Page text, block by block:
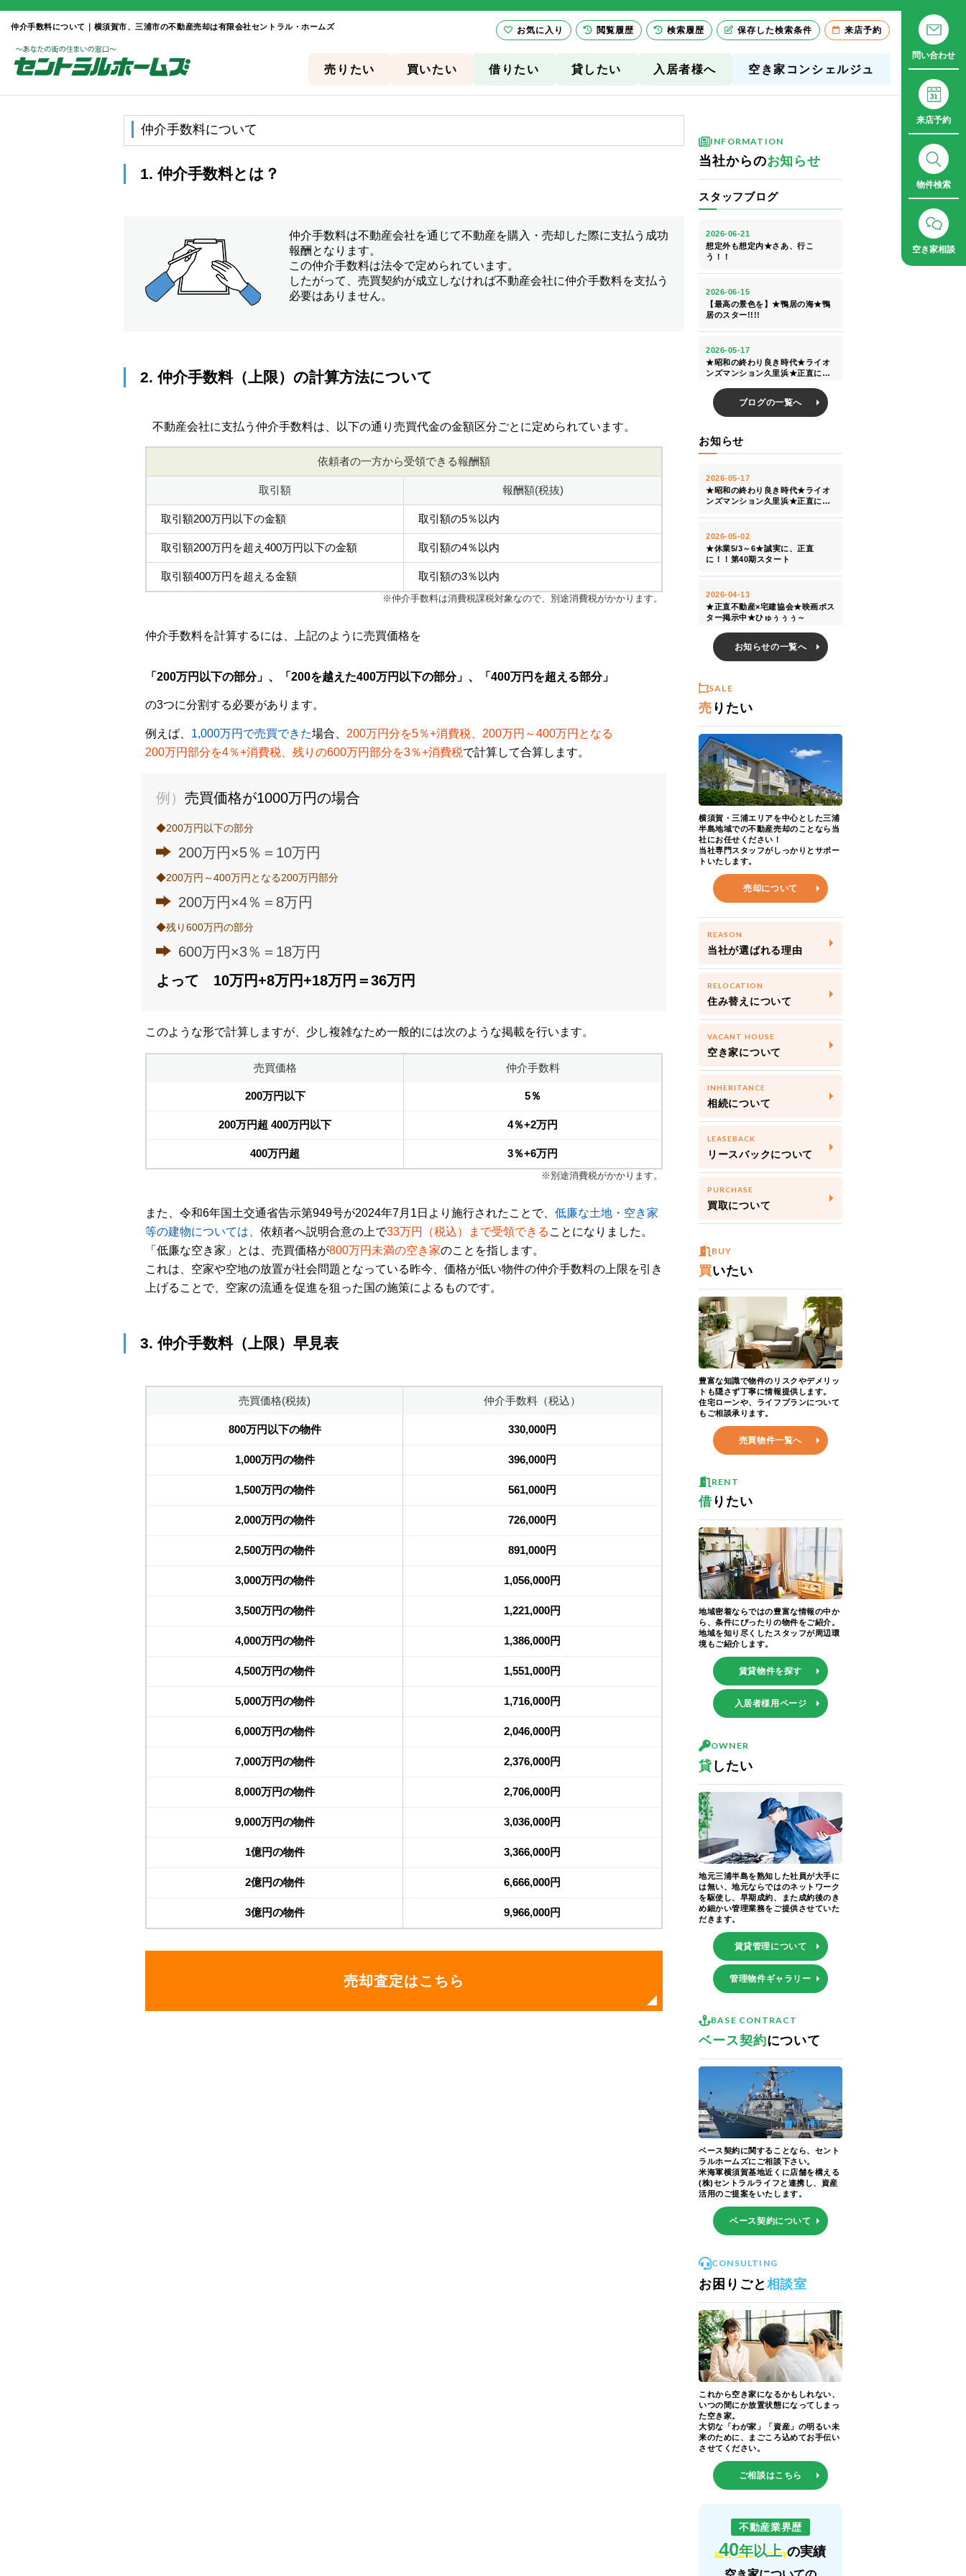
仲介手数料について｜横須賀市、三浦市の不動産売却は有限会社セントラル・ホームズ
売りたい 買いたい 借りたい 貸したい 入居者様へ 空き家コンシェルジュ
問い合わせ
来店予約
物件検索
空き家相談
INFORMATION
当社からのお知らせ
スタッフブログ
ブログの一覧へ
お知らせ
お知らせの一覧へ
SALE
売 りたい
横須賀・三浦エリアを中心とした三浦
半島地域での不動産売却のことなら当
社にお任せください！
当社専門スタッフがしっかりとサポー
トいたします。
売却について
REASON
当社が選ばれる理由
RELOCATION
住み替えについて
VACANT HOUSE
空き家について
INHERITANCE
相続について
LEASEBACK
リースバックについて
PURCHASE
買取について
BUY
買いたい
豊富な知識で物件のリスクやデメリッ
トも隠さず丁寧に情報提供します。
住宅ローンや、ライフプランについて
もご相談承ります。
売買物件一覧へ
RENT
借りたい
地域密着ならではの豊富な情報の中か
ら、条件にぴったりの物件をご紹介。
地域を知り尽くしたスタッフが周辺環
境もご紹介します。
賃貸物件を探す
入居者様用ページ
OWNER
貸 したい
地元三浦半島を熟知した社員が大手に
は無い、地元ならではのネットワーク
を駆使し、早期成約、また成約後のき
め細かい管理業務をご提供させていた
だきます。
賃貸管理について
管理物件ギャラリー
BASE CONTRACT
ベース契約について
ベース契約に関することなら、セント
ラルホームズにご相談下さい。
米海軍横須賀基地近くに店舗を構える
(株)セントラルライフと連携し、資産
活用のご提案をいたします。
ベース契約について
CONSULTING
お困りごと 相談室
これから空き家になるかもしれない、
いつの間にか放置状態になってしまっ
た空き家。
大切な「わが家」「資産」の明るい未
来のために、まごころ込めてお手伝い
させてください。
ご相談はこちら
不動産業界歴
40年以上 の実績
売却査定はこちら
お気に入り 閲覧履歴 検索履歴 保存した検索条件 来店予約